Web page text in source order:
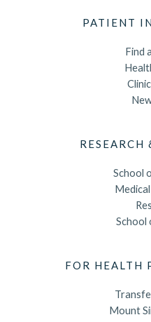
PATIENT
Find
RESEARCH
School
School
FOR HEALTH
Mount